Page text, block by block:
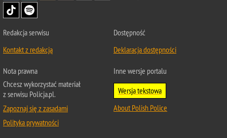
Redakcja serwisu
Kontakt z redakcją
Dostępność
Deklaracja dostępności
Nota prawna
Chcesz wykorzystać materiał
z serwisu Policja.pl.
Zapoznaj się z zasadami
Polityka prywatności
Inne wersje portalu
Wersja tekstowa
About Polish Police